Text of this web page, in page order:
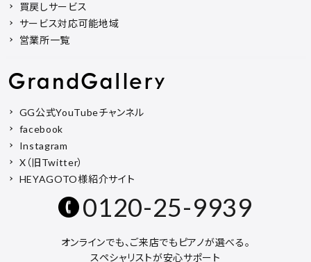
買戻しサービス
サービス対応可能地域
営業所一覧
GG公式YouTubeチャンネル
facebook
Instagram
X（旧Twitter）
HEYAGOTO様紹介サイト
0120-25-9939
オンラインでも、ご来店でもピアノが選べる。
スペシャリストが安心サポート